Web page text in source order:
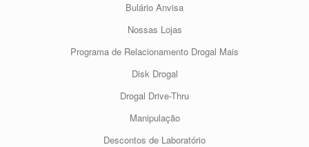
Bulário Anvisa
Nossas Lojas
Programa de Relacionamento Drogal Mais
Disk Drogal
Drogal Drive-Thru
Manipulação
Descontos de Laboratório